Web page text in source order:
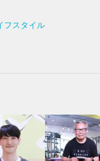
フスタイル